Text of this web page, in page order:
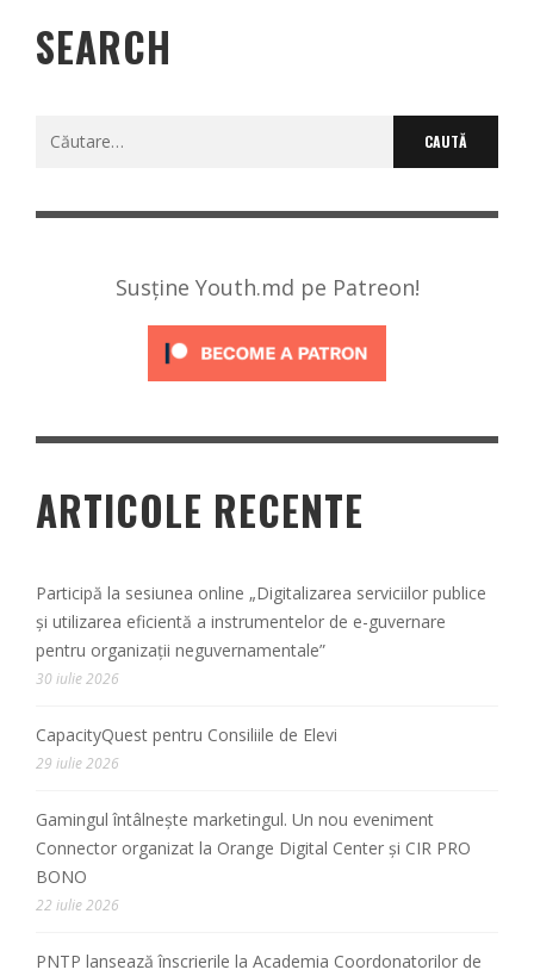
SEARCH
Caută
Susține Youth.md pe Patreon!
ARTICOLE RECENTE
Participă la sesiunea online „Digitalizarea serviciilor publice
și utilizarea eficientă a instrumentelor de e-guvernare
pentru organizații neguvernamentale”
30 iulie 2026
CapacityQuest pentru Consiliile de Elevi
29 iulie 2026
Gamingul întâlnește marketingul. Un nou eveniment
Connector organizat la Orange Digital Center și CIR PRO
BONO
22 iulie 2026
PNTP lansează înscrierile la Academia Coordonatorilor de